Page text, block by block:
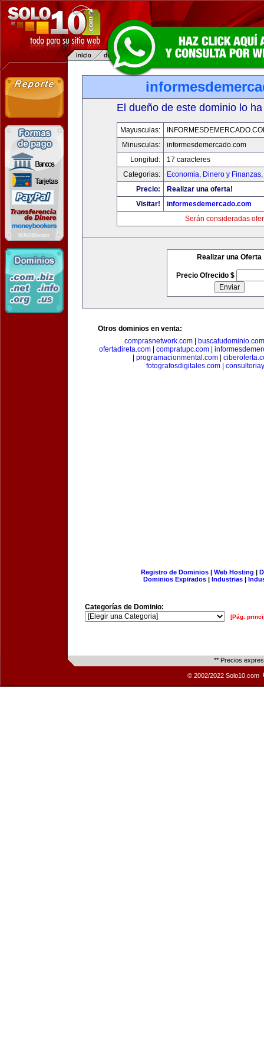
El dueño de este dominio lo
Mayusculas:
Minusculas:
informesdemercado.com
Longitud:
17 caracteres
Categorias:
Economia, Dinero y Finanzas,
Precio:
Realizar una oferta!
Visitar!
informesdemercado.com
Serán consideradas
Realizar una Oferta
Precio Ofrecido $
Otros dominios en venta:
comprasnetwork.com
buscatudominio.com
ofertadireta.com| compratupc.com|
programacionmental.com|
fotografosdigitales.com|
Registro de Dominios| Web Hosting |
Dominios Expirados | Industrias |
Categorías de Dominio:
[Pág.
** Precios
© 2002/2022 Solo10.com